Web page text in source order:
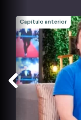
Capítulo anterior